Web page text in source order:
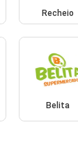
Recheio
Belita